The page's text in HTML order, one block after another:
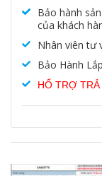
Bảo hành
của khách
Nhân viên tư
Bảo Hành
HỔ TRỢ